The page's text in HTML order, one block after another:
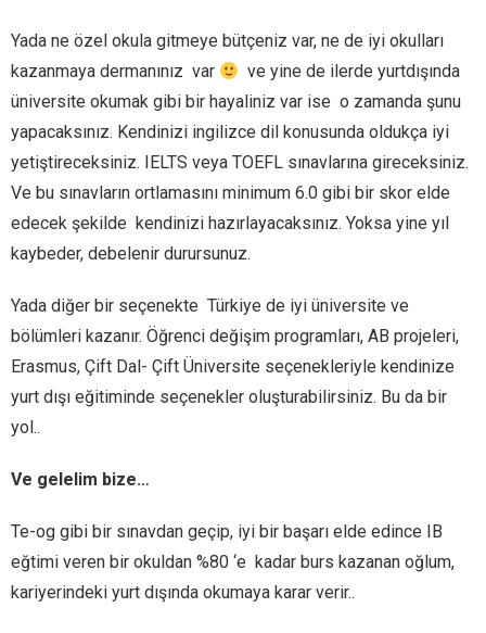
Yada ne özel okula gitmeye bütçeniz var, ne de iyi okulları
kazanmaya dermanınız var
ve yine de ilerde yurtdışında
üniversite okumak gibi bir hayaliniz var ise o zamanda şunu
yapacaksınız. Kendinizi ingilizce dil konusunda oldukça iyi
yetiştireceksiniz. IELTS veya TOEFL sınavlarına gireceksiniz.
Ve bu sınavların ortlamasını minimum 6.0 gibi bir skor elde
edecek şekilde kendinizi hazırlayacaksınız. Yoksa yine yıl
kaybeder, debelenir durursunuz.
Yada diğer bir seçenekte Türkiye de iyi üniversite ve
bölümleri kazanır. Öğrenci değişim programları, AB projeleri,
Erasmus, Çift Dal- Çift Üniversite seçenekleriyle kendinize
yurt dışı eğitiminde seçenekler oluşturabilirsiniz. Bu da bir
yol..
Ve gelelim bize…
Te-og gibi bir sınavdan geçip, iyi bir başarı elde edince IB
eğtimi veren bir okuldan %80 ‘e kadar burs kazanan oğlum,
kariyerindeki yurt dışında okumaya karar verir..